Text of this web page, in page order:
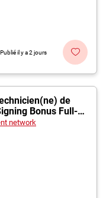
Publié il y a 2 jours
de
Bonus Full-
network